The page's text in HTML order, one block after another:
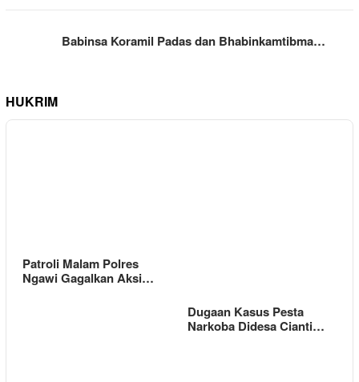
Babinsa Koramil Padas dan Bhabinkamtibma…
HUKRIM
Patroli Malam Polres
Ngawi Gagalkan Aksi…
Dugaan Kasus Pesta
Narkoba Didesa Cianti…